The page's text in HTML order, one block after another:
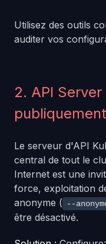
Utilisez des outils
auditer vos
2. API
publiquement
Le serveur d'API
central de tout le
Internet est une
force, exploitation
anonyme (
--
être désactivé.